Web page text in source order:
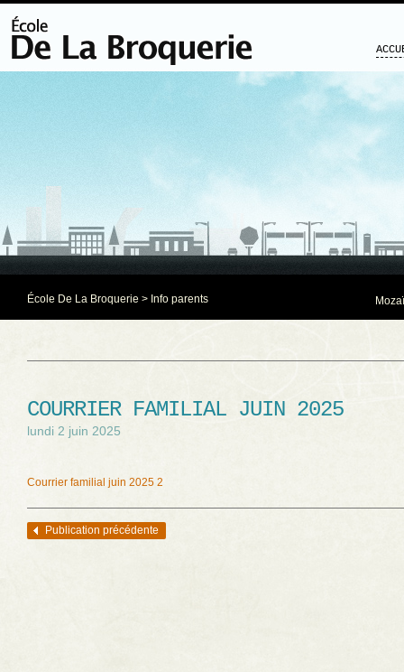
École De La Broquerie > Info parents
COURRIER FAMILIAL JUIN 2025
lundi 2 juin 2025
Courrier familial juin 2025 2
Navigation des articles
Publication précédente